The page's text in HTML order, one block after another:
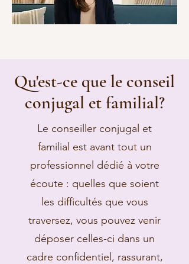
Qu'est-ce que le conseil
conjugal et familial?
Le conseiller conjugal et
familial est avant tout un
professionnel dédié à votre
écoute : quelles que soient
les difficultés que vous
traversez, vous pouvez venir
déposer celles-ci dans un
cadre confidentiel, rassurant,